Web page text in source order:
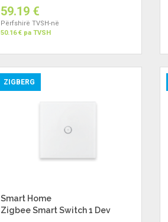
59.19 €
Përfshirë TVSH-në
50.16 € pa TVSH
ZIGBERG
Smart Home
Zigbee Smart Switch 1 Dev